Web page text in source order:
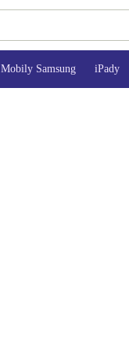
Mobily Samsung iPady